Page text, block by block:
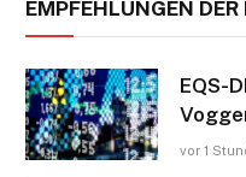
EMPFEHLUNGEN
EQS-
vor 1